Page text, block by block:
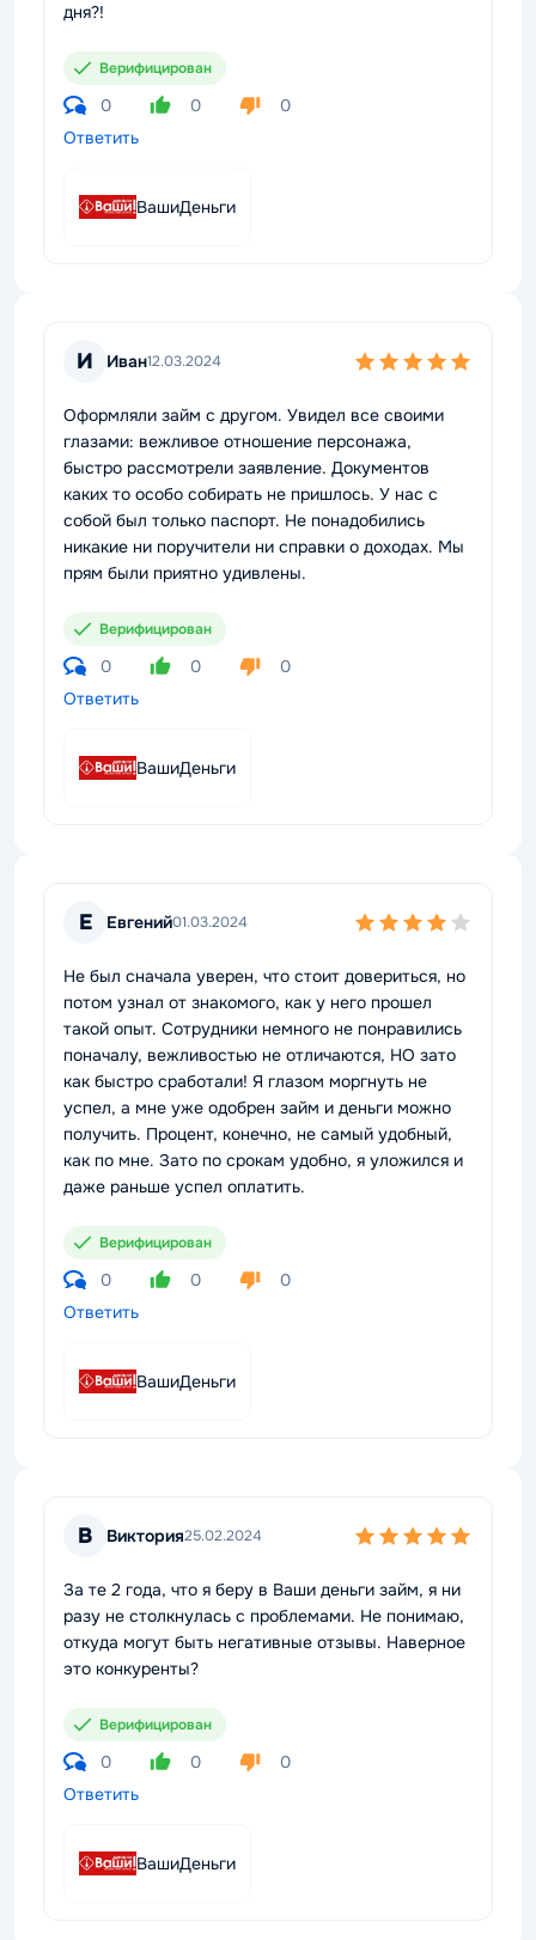
дня?!
Верифицирован
0 0
0
Ответить
ВашиДеньги
И Иван12.03.2024
Оформляли займ с другом. Увидел все своими
глазами: вежливое отношение персонажа,
быстро рассмотрели заявление. Документов
каких то особо собирать не пришлось. У нас с
собой был только паспорт. Не понадобились
никакие ни поручители ни справки о доходах. Мы
прям были приятно удивлены.
Верифицирован
0 0
0
Ответить
ВашиДеньги
Е Евгений01.03.2024
Не был сначала уверен, что стоит довериться, но
потом узнал от знакомого, как у него прошел
такой опыт. Сотрудники немного не понравились
поначалу, вежливостью не отличаются, НО зато
как быстро сработали! Я глазом моргнуть не
успел, а мне уже одобрен займ и деньги можно
получить. Процент, конечно, не самый удобный,
как по мне. Зато по срокам удобно, я уложился и
даже раньше успел оплатить.
Верифицирован
0 0
0
Ответить
ВашиДеньги
В Виктория25.02.2024
За те 2 года, что я беру в Ваши деньги займ, я ни
разу не столкнулась с проблемами. Не понимаю,
откуда могут быть негативные отзывы. Наверное
это конкуренты?
Верифицирован
0 0
0
Ответить
ВашиДеньги